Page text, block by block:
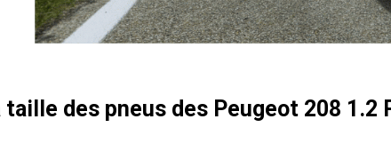
des pneus des Peugeot 208 1.2